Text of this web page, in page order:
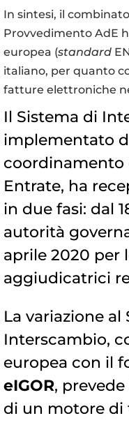
In sintesi, il
Provvedimento AdE
europea (standard
italiano, per quanto
fatture elettroniche
Il Sistema di
implementato
coordinamento
Entrate, ha
in due fasi: dal
autorità
aprile 2020 per
aggiudicatrici
La variazione al
Interscambio,
europea con il
eIGOR,
di un motore di